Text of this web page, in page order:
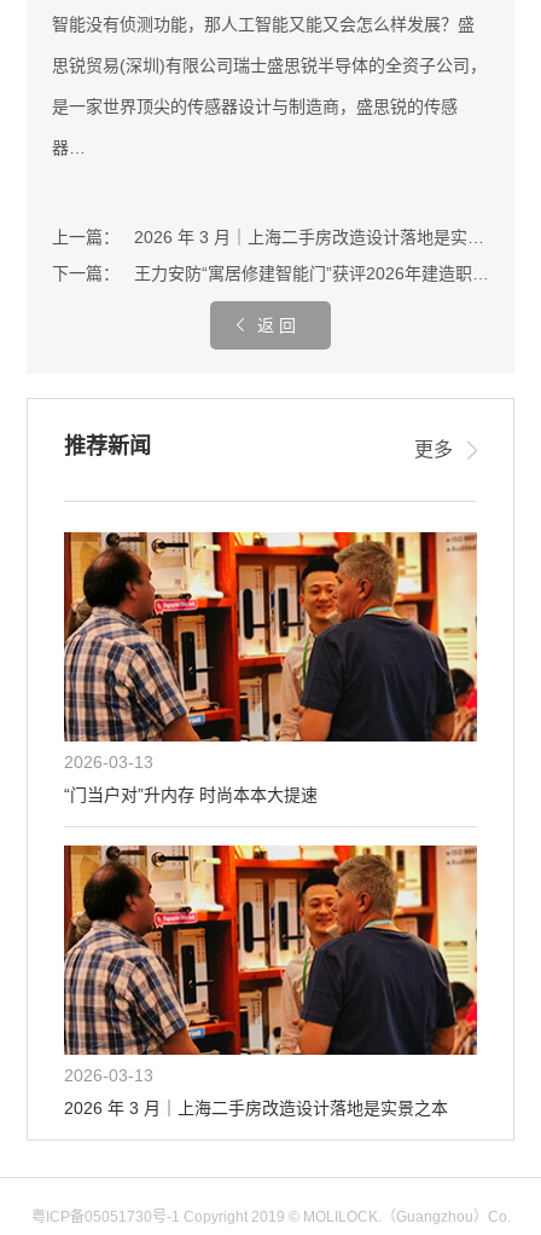
智能没有侦测功能，那人工智能又能又会怎么样发展？盛
思锐贸易(深圳)有限公司瑞士盛思锐半导体的全资子公司，
是一家世界顶尖的传感器设计与制造商，盛思锐的传感
器…
上一篇：
下一篇：
返 回
推荐新闻 更多
2026-03-13
“门当户对”升内存 时尚本本大提速
2026-03-13
2026 年 3 月｜上海二手房改造设计落地是实景之本
粤ICP备05051730号-1 Copyright 2019 © MOLILOCK.（Guangzhou）Co.